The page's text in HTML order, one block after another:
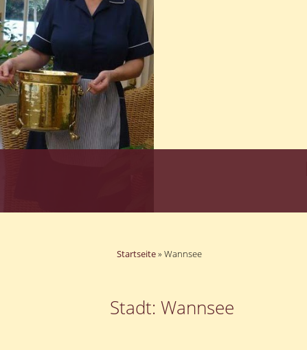
Startseite» Wannsee
Stadt: Wannsee